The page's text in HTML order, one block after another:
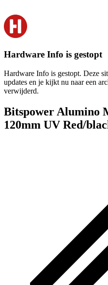
Hardware Info is gestopt
Hardware Info is gestopt. Deze
updates en je kijkt nu naar een
verwijderd.
Bitspower Alumino
120mm UV Red/